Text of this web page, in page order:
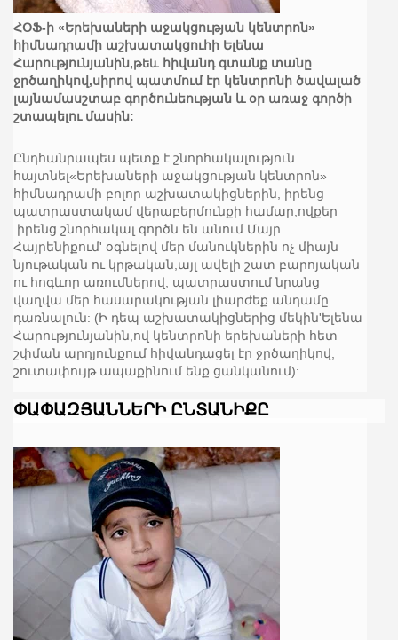
ՀՕՖ-ի «Երեխաների աջակցության կենտրոն»
հիմնադրամի աշխատակցուհի Ելենա
Հարությունյանին,թեևհիվանդ գտանք տանը
ջրծաղիկով,սիրով պատմում էր կենտրոնի ծավալած
լայնամասշտաբ գործունեության և օր առաջ գործի
շտապելու մասին:
Ընդհանրապես պետք է շնորհակալություն
հայտնել«Երեխաների աջակցության կենտրոն»
հիմնադրամի բոլոր աշխատակիցներին, իրենց
պատրաստակամ վերաբերմունքի համար,ովքեր
իրենց շնորհակալ գործն են անում Մայր
Հայրենիքում' օգնելով մեր մանուկներին ոչ միայն
նյութական ու կրթական,այլ ավելի շատ բարոյական
ու հոգևոր առումներով, պատրաստում նրանց
վաղվա մեր հասարակության լիարժեք անդամը
դառնալուն: (Ի դեպ աշխատակիցներից մեկին'Ելենա
Հարությունյանին,ով կենտրոնի երեխաների հետ
շփման արդյունքում հիվանդացել էր ջրծաղիկով,
շուտափույթ ապաքինում ենք ցանկանում):
ՓԱՓԱԶՅԱՆՆԵՐԻ ԸՆՏԱՆԻՔԸ